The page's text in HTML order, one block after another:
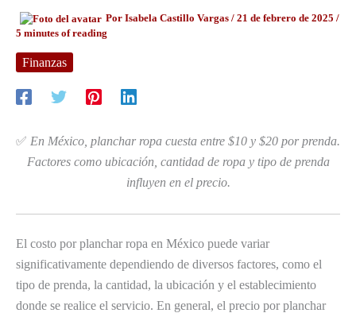
Por Isabela Castillo Vargas / 21 de febrero de 2025 /
5 minutes of reading
Finanzas
✅ En México, planchar ropa cuesta entre $10 y $20 por prenda.
Factores como ubicación, cantidad de ropa y tipo de prenda
influyen en el precio.
El costo por planchar ropa en México puede variar
significativamente dependiendo de diversos factores, como el
tipo de prenda, la cantidad, la ubicación y el establecimiento
donde se realice el servicio. En general, el precio por planchar